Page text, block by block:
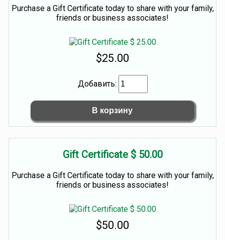
Purchase a Gift Certificate today to share with your family,
friends or business associates!
$25.00
Добавить:
Gift Certificate $ 50.00
Purchase a Gift Certificate today to share with your family,
friends or business associates!
$50.00